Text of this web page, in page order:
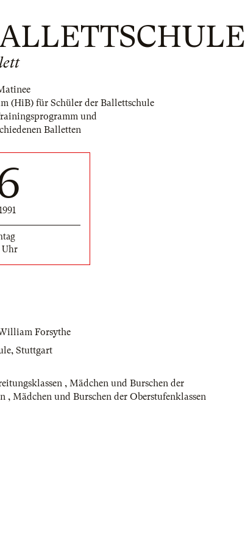
(HiB) für Schüler der Ballettschule
und
Balletten
Uhr
Forsythe
Stuttgart
, Mädchen und Burschen der
, Mädchen und Burschen der Oberstufenklassen